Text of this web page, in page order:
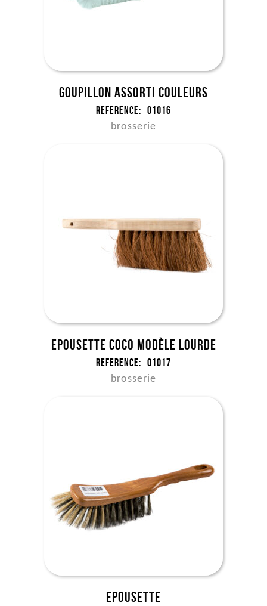
Goupillon assorti couleurs
Reference: 01016
brosserie
Epousette coco modèle lourde
Reference: 01017
brosserie
Epousette